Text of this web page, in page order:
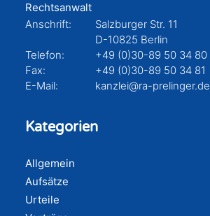
Rechtsanwalt
Anschrift:
Salzburger Str. 11
D-10825 Berlin
Telefon:
+49 (0)30-89 50 34 80
Fax:
+49 (0)30-89 50 34 81
E-Mail:
kanzlei@ra-prelinger.de
Kategorien
Allgemein
Aufsätze
Urteile